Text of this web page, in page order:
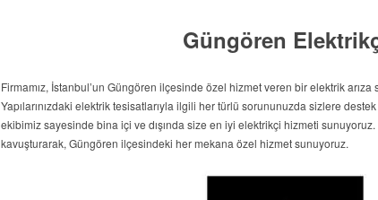
Güngören
Firmamız, İstanbul’un Güngören ilçesinde özel hizmet veren bir elektrik
Yapılarınızdaki elektrik tesisatlarıyla ilgili her türlü sorununuzda sizlere
ekibimiz sayesinde bina içi ve dışında size en iyi elektrikçi hizmeti
kavuşturarak, Güngören ilçesindeki her mekana özel hizmet sunuyoruz.